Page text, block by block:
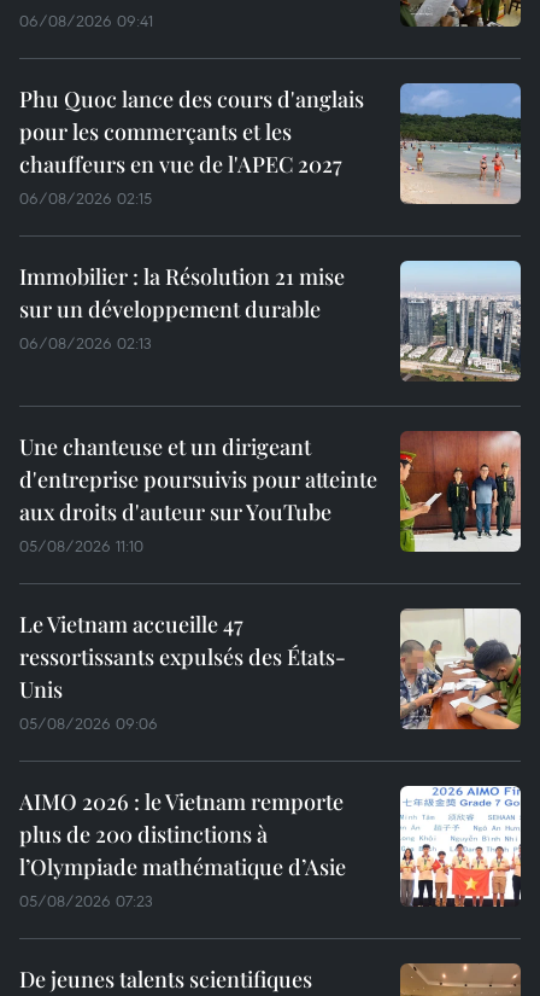
06/08/2026 09:41
Phu Quoc lance des cours d'anglais
pour les commerçants et les
chauffeurs en vue de l'APEC 2027
06/08/2026 02:15
Immobilier : la Résolution 21 mise
sur un développement durable
06/08/2026 02:13
Une chanteuse et un dirigeant
d'entreprise poursuivis pour atteinte
aux droits d'auteur sur YouTube
05/08/2026 11:10
Le Vietnam accueille 47
ressortissants expulsés des États-
Unis
05/08/2026 09:06
AIMO 2026 : le Vietnam remporte
plus de 200 distinctions à
l’Olympiade mathématique d’Asie
05/08/2026 07:23
De jeunes talents scientifiques